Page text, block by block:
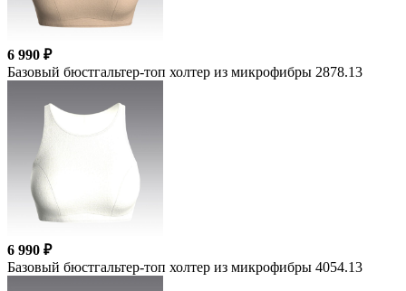
6 990 ₽
Базовый бюстгальтер-топ холтер из микрофибры 2878.13
6 990 ₽
Базовый бюстгальтер-топ холтер из микрофибры 4054.13